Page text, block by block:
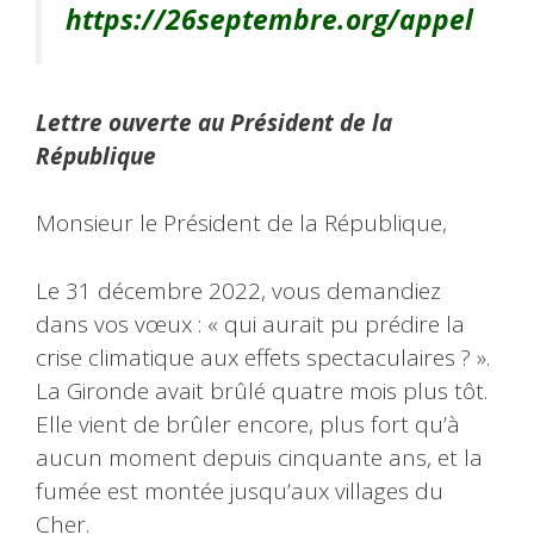
https://26septembre.org/appel
Lettre ouverte au Président de la
République
Monsieur le Président de la République,
Le 31 décembre 2022, vous demandiez
dans vos vœux : « qui aurait pu prédire la
crise climatique aux effets spectaculaires ? ».
La Gironde avait brûlé quatre mois plus tôt.
Elle vient de brûler encore, plus fort qu’à
aucun moment depuis cinquante ans, et la
fumée est montée jusqu’aux villages du
Cher.